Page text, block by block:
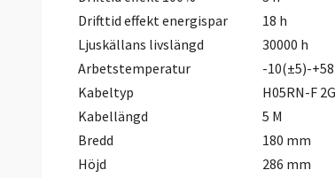
Drifttid effekt energispar
18 h
Ljuskällans livslängd
30000 h
Arbetstemperatur
-10(±5)-+58
Kabeltyp
H05RN-F
Kabellängd
5 M
Bredd
180 mm
Höjd
286 mm